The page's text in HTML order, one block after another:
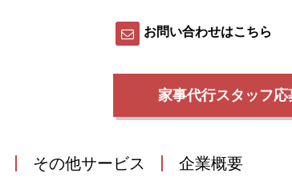
お問い合わせはこちら
家事代行スタッフ
その他サービス 企業概要